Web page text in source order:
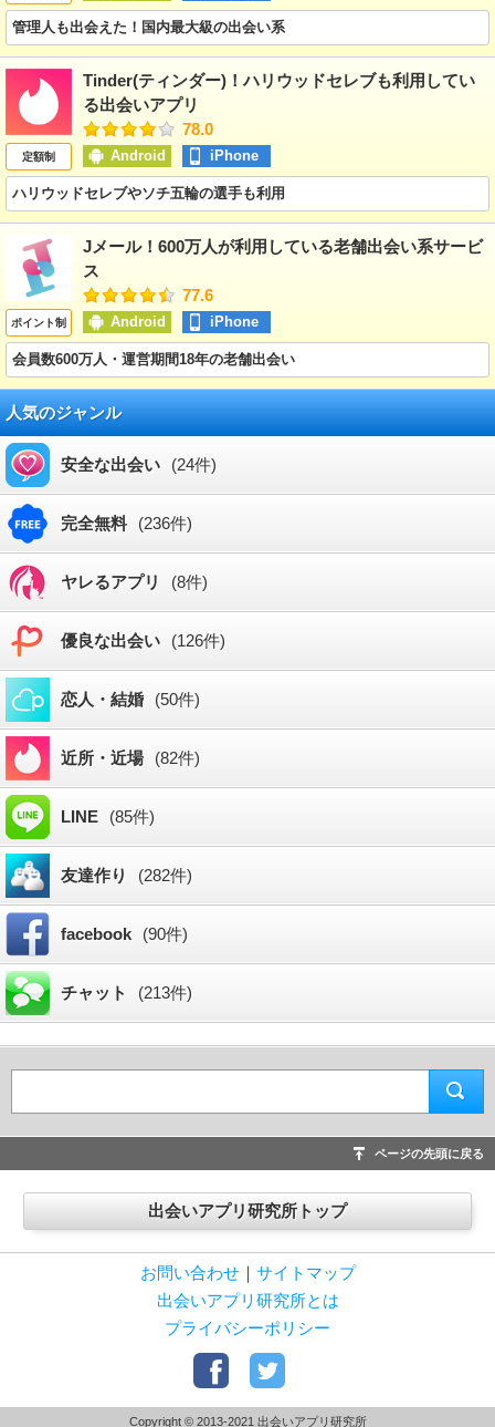
管理人も出会えた！国内最大級の出会い系
定額制
Tinder(ティンダー)！ハリウッドセレブも利用してい
る出会いアプリ
78.0
Android iPhone
ハリウッドセレブやソチ五輪の選手も利用
ポイント制
Jメール！600万人が利用している老舗出会い系サービ
ス
77.6
Android iPhone
会員数600万人・運営期間18年の老舗出会い
人気のジャンル
安全な出会い (24件)
完全無料 (236件)
ヤレるアプリ (8件)
優良な出会い (126件)
恋人・結婚 (50件)
近所・近場 (82件)
LINE (85件)
友達作り (282件)
facebook (90件)
チャット (213件)
ページの先頭に戻る
出会いアプリ研究所トップ
お問い合わせ｜ サイトマップ
出会いアプリ研究所とは
プライバシーポリシー
Copyright © 2013-2021 出会いアプリ研究所